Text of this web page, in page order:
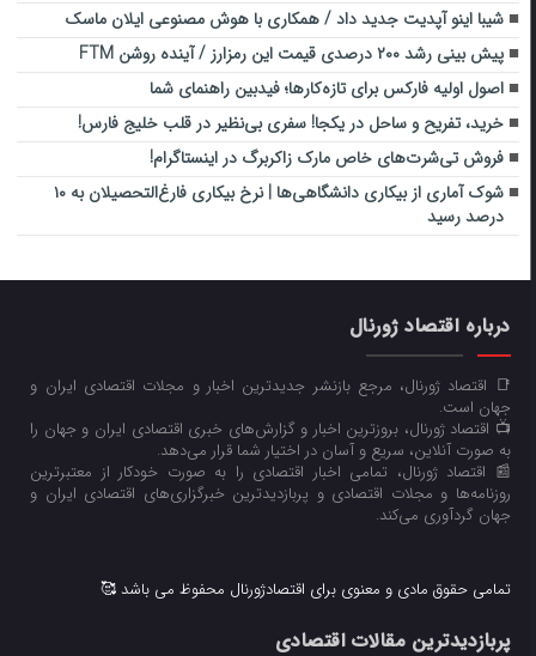
شیبا اینو آپدیت جدید داد / همکاری با هوش مصنوعی ایلان ماسک
پیش بینی رشد ۲۰۰ درصدی قیمت این رمزارز / آینده روشن FTM
اصول اولیه فارکس برای تازه‌کارها؛ فیدبین راهنمای شما
خرید، تفریح و ساحل در یکجا! سفری بی‌نظیر در قلب خلیج فارس!
فروش تی‌شرت‌های خاص مارک زاکربرگ در اینستاگرام!
شوک آماری از بیکاری دانشگاهی‌ها | نرخ بیکاری فارغ‌التحصیلان به ۱۰
درصد رسید
درباره اقتصاد ژورنال
📑 اقتصاد ژورنال، مرجع بازنشر جدیدترین اخبار و مجلات اقتصادی ایران و
جهان است.
📺 اقتصاد ژورنال، بروزترین اخبار و گزارش‌های خبری اقتصادی ایران و جهان را
به صورت آنلاین، سریع و آسان در اختیار شما قرار می‌‌دهد.
📰 اقتصاد ژورنال، تمامی اخبار اقتصادی را به صورت خودکار از معتبرترین
روزنامه‌ها و مجلات اقتصادی و پربازدیدترین خبرگزاری‌های اقتصادی ایران و
جهان گردآوری می‌کند.
تمامی حقوق مادی و معنوی برای اقتصادژورنال محفوظ می باشد 🥰
پربازدیدترین مقالات اقتصادی